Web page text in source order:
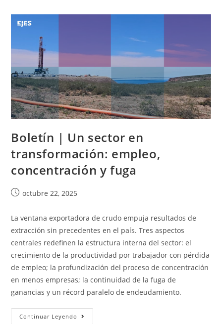
Boletín | Un sector en
transformación: empleo,
concentración y fuga
octubre 22, 2025
La ventana exportadora de crudo empuja resultados de
extracción sin precedentes en el país. Tres aspectos
centrales redefinen la estructura interna del sector: el
crecimiento de la productividad por trabajador con pérdida
de empleo; la profundización del proceso de concentración
en menos empresas; la continuidad de la fuga de
ganancias y un récord paralelo de endeudamiento.
Continuar Leyendo